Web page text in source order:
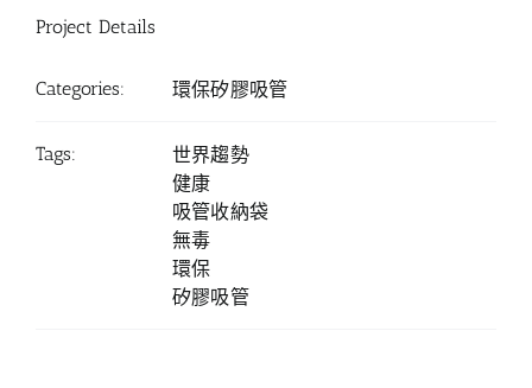
Project Details
Categories: 環保矽膠吸管
Tags:
世界趨勢
健康
吸管收納袋
無毒
環保
矽膠吸管